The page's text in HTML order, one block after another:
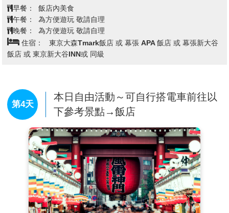
成為全世界最多遊客、以及最受歡迎的迪士尼主題樂園
之一。這是東京迪士尼渡假區中開幕的第二座樂園，同
時也是全世界第九座開幕的迪士尼主題樂園。樂園內主
要分成七個「主題海港」區域。
【注意事項】
註2：若當日風速太強或下雨等因素，也有可能取消當
日之夜間煙火活動。
★日間遊行：基本上為下午 14：00 或 15：00 開始。
★夜間遊行：基本上為下午 19：30 開始，若下雨天也
會有備案的遊行活動。
註1：遊行表演仍可能會受風雨大小的影響而取消演
出，需以園區當日之公告為準。
註 2：每月的行事曆或許會有異動，並不是每天都會舉
行。
★迪士尼樂園與迪士尼海洋樂園，每天開園、關園的時
間不一定，需以迪士尼官網上之行事曆公告為準。
早餐：
飯店內美食
午餐：
為方便遊玩 敬請自理
晚餐：
為方便遊玩 敬請自理
住宿：
東京大森Tmark飯店 或 幕張 APA 飯店 或 幕張新大谷
飯店 或 東京新大谷INN或 同級
第4天
本日自由活動～可自行搭電車前往以
下參考景點→飯店